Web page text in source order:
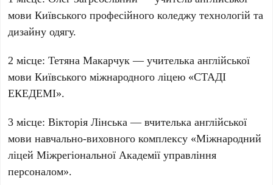
мови Київського професійного коледжу технологій та
дизайну одягу.
2 місце:Тетяна Макарчук— учителька англійської
мови Київського міжнародного ліцею «СТАДІ
ЕКЕДЕМІ».
3 місце:Вікторія Лінська— вчителька англійської
мови навчально-виховного комплексу «Міжнародний
ліцей Міжрегіональної Академії управління
персоналом».